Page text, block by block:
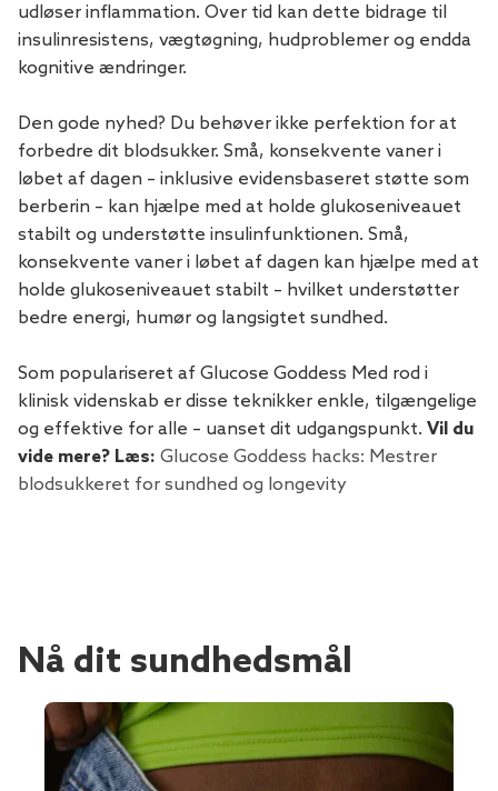
udløser inflammation. Over tid kan dette bidrage til
insulinresistens, vægtøgning, hudproblemer og endda
kognitive ændringer.
Den gode nyhed? Du behøver ikke perfektion for at
forbedre dit blodsukker. Små, konsekvente vaner i
løbet af dagen – inklusive evidensbaseret støtte som
berberin – kan hjælpe med at holde glukoseniveauet
stabilt og understøtte insulinfunktionen. Små,
konsekvente vaner i løbet af dagen kan hjælpe med at
holde glukoseniveauet stabilt – hvilket understøtter
bedre energi, humør og langsigtet sundhed.
Som populariseret af Glucose Goddess Med rod i
klinisk videnskab er disse teknikker enkle, tilgængelige
og effektive for alle – uanset dit udgangspunkt. Vil du
vide mere? Læs: Glucose Goddess hacks: Mestrer
blodsukkeret for sundhed og longevity
Nå dit sundhedsmål